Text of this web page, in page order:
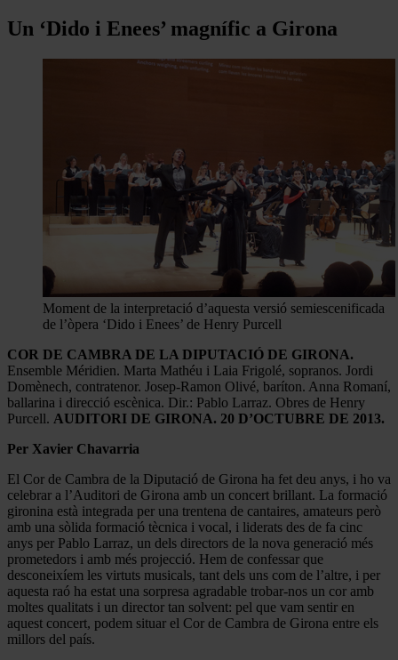
Un ‘Dido i Enees’ magnífic a Girona
Moment de la interpretació d’aquesta versió semiescenificada
de l’òpera ‘Dido i Enees’ de Henry Purcell
COR DE CAMBRA DE LA DIPUTACIÓ DE GIRONA.
Ensemble Méridien. Marta Mathéu i Laia Frigolé, sopranos. Jordi
Domènech, contratenor. Josep-Ramon Olivé, baríton. Anna Romaní,
ballarina i direcció escènica. Dir.: Pablo Larraz. Obres de Henry
Purcell. AUDITORI DE GIRONA. 20 D’OCTUBRE DE 2013.
Per Xavier Chavarria
El Cor de Cambra de la Diputació de Girona ha fet deu anys, i ho va
celebrar a l’Auditori de Girona amb un concert brillant. La formació
gironina està integrada per una trentena de cantaires, amateurs però
amb una sòlida formació tècnica i vocal, i liderats des de fa cinc
anys per Pablo Larraz, un dels directors de la nova generació més
prometedors i amb més projecció. Hem de confessar que
desconeixíem les virtuts musicals, tant dels uns com de l’altre, i per
aquesta raó ha estat una sorpresa agradable trobar-nos un cor amb
moltes qualitats i un director tan solvent: pel que vam sentir en
aquest concert, podem situar el Cor de Cambra de Girona entre els
millors del país.